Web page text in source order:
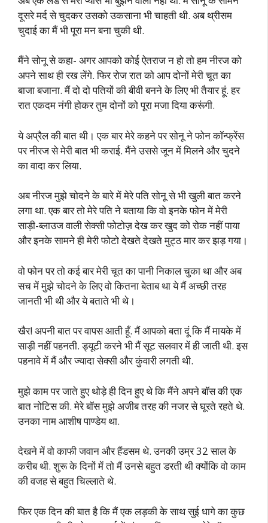
दूसरे मर्द से चुदकर उसको उकसाना भी चाहती थी. अब थ्रीसम
चुदाई का मैं भी पूरा मन बना चुकी थी.
मैंने सोनू से कहा- अगर आपको कोई ऐतराज न हो तो हम नीरज को
अपने साथ ही रख लेंगे. फिर रोज रात को आप दोनों मेरी चूत का
बाजा बजाना. मैं दो दो पतियों की बीवी बनने के लिए भी तैयार हूं. हर
रात एकदम नंगी होकर तुम दोनों को पूरा मजा दिया करूंगी.
ये अप्रैल की बात थी। एक बार मेरे कहने पर सोनू ने फोन कॉन्फ्रेंस
पर नीरज से मेरी बात भी कराई. मैंने उससे जून में मिलने और चुदने
का वादा कर लिया.
अब नीरज मुझे चोदने के बारे में मेरे पति सोनू से भी खुली बात करने
लगा था. एक बार तो मेरे पति ने बताया कि वो इनके फोन में मेरी
साड़ी-ब्लाउज वाली सेक्सी फोटोज़ देख कर खुद को रोक नहीं पाया
और इनके सामने ही मेरी फोटो देखते देखते मुट्ठ मार कर झड़ गया।
वो फोन पर तो कई बार मेरी चूत का पानी निकाल चुका था और अब
सच में मुझे चोदने के लिए वो कितना बेताब था ये मैं अच्छी तरह
जानती भी थी और ये बताते भी थे।
खैर! अपनी बात पर वापस आती हूँ. मैं आपको बता दूं कि मैं मायके में
साड़ी नहीं पहनती. ड्यूटी करने भी मैं सूट सलवार में ही जाती थी. इस
पहनावे में मैं और ज्यादा सेक्सी और कुंवारी लगती थी.
मुझे काम पर जाते हुए थोड़े ही दिन हुए थे कि मैंने अपने बॉस की एक
बात नोटिस की. मेरे बॉस मुझे अजीब तरह की नजर से घूरते रहते थे.
उनका नाम आशीष पाण्डेय था.
देखने में वो काफी जवान और हैंडसम थे. उनकी उम्र 32 साल के
करीब थी. शुरू के दिनों में तो मैं उनसे बहुत डरती थी क्योंकि वो काम
की वजह से बहुत चिल्लाते थे.
फिर एक दिन की बात है कि मैं एक लड़की के साथ सुई धागे का कुछ